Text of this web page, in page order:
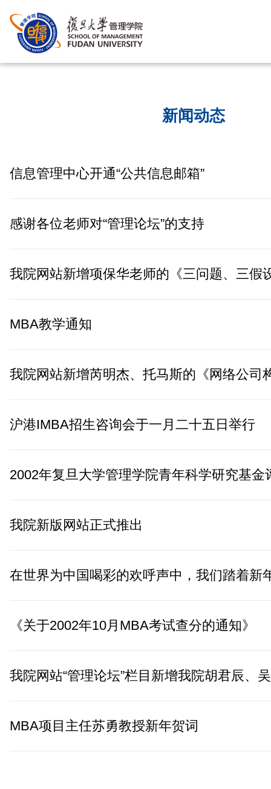
新闻动态
信息管理中心开通“公共信息邮箱”
感谢各位老师对“管理论坛”的支持
MBA教学通知
沪港IMBA招生咨询会于一月二十五日举行
我院新版网站正式推出
《关于2002年10月MBA考试查分的通知》
MBA项目主任苏勇教授新年贺词